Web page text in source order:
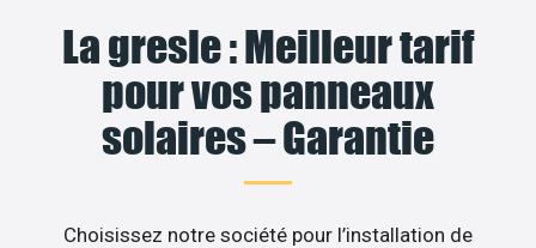
La gresle : Meilleur tarif
pour vos panneaux
solaires – Garantie
Choisissez notre société pour l’installation de